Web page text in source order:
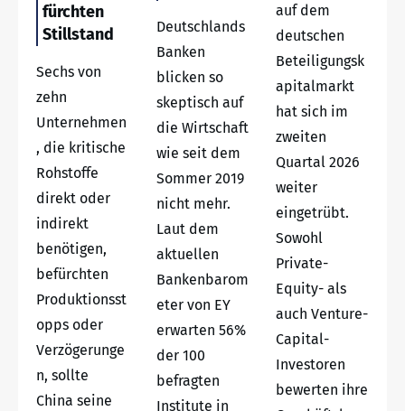
fürchten
Stillstand
Sechs von
zehn
Unternehmen
, die kritische
Rohstoffe
direkt oder
indirekt
benötigen,
befürchten
Produktionsst
opps oder
Verzögerunge
n, sollte
China seine
Deutschlands
Banken
blicken so
skeptisch auf
die Wirtschaft
wie seit dem
Sommer 2019
nicht mehr.
Laut dem
aktuellen
Bankenbarom
eter von EY
erwarten 56%
der 100
befragten
Institute in
auf dem
deutschen
Beteiligungsk
apitalmarkt
hat sich im
zweiten
Quartal 2026
weiter
eingetrübt.
Sowohl
Private-
Equity- als
auch Venture-
Capital-
Investoren
bewerten ihre